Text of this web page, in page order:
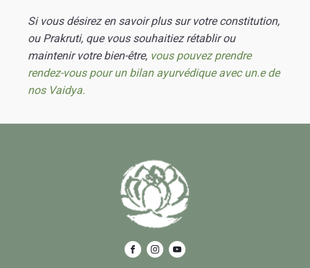
Si vous désirez en savoir plus sur votre constitution,
ou Prakruti, que vous souhaitiez rétablir ou
maintenir votre bien-être, vous pouvez prendre
rendez-vous pour un bilan ayurvédique avec un.e de
nos Vaidya.